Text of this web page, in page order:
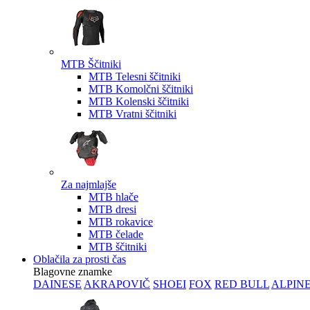
MTB Ščitniki
MTB Telesni ščitniki
MTB Komolčni ščitniki
MTB Kolenski ščitniki
MTB Vratni ščitniki
Za najmlajše
MTB hlače
MTB dresi
MTB rokavice
MTB čelade
MTB ščitniki
Oblačila za prosti čas
Blagovne znamke
DAINESE AKRAPOVIČ SHOEI FOX RED BULL